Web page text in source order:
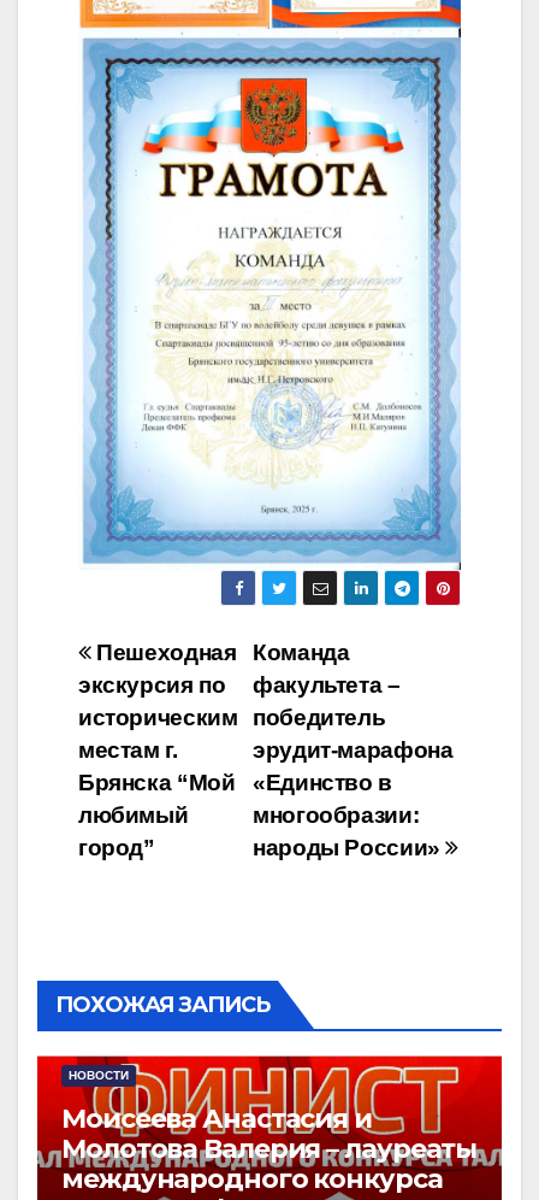
Навигация
по
записям
Команда
факультета –
победитель
эрудит-марафона
«Единство в
многообразии:
народы России»
Пешеходная
экскурсия по
историческим
местам г.
Брянска “Мой
любимый
город”
ПОХОЖАЯ ЗАПИСЬ
НОВОСТИ
Моисеева Анастасия и
Молотова Валерия – лауреаты
международного конкурса